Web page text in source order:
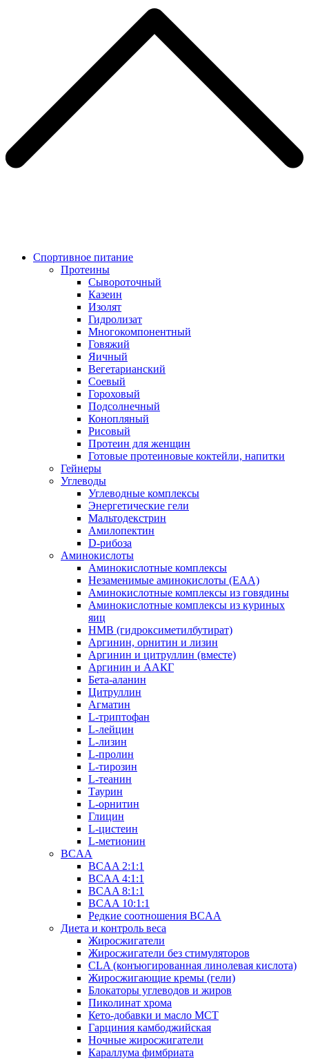
Спортивное питание
Протеины
Сывороточный
Казеин
Изолят
Гидролизат
Многокомпонентный
Говяжий
Яичный
Вегетарианский
Соевый
Гороховый
Подсолнечный
Конопляный
Рисовый
Протеин для женщин
Готовые протеиновые коктейли, напитки
Гейнеры
Углеводы
Углеводные комплексы
Энергетические гели
Мальтодекстрин
Амилопектин
D-рибоза
Аминокислоты
Аминокислотные комплексы
Незаменимые аминокислоты (EAA)
Аминокислотные комплексы из говядины
Аминокислотные комплексы из куриных
яиц
HMB (гидроксиметилбутират)
Аргинин, орнитин и лизин
Аргинин и цитруллин (вместе)
Аргинин и ААКГ
Бета-аланин
Цитруллин
Агматин
L-триптофан
L-лейцин
L-лизин
L-пролин
L-тирозин
L-теанин
Таурин
L-орнитин
Глицин
L-цистеин
L-метионин
BCAA
BCAA 2:1:1
BCAA 4:1:1
BCAA 8:1:1
BCAA 10:1:1
Редкие соотношения BCAA
Диета и контроль веса
Жиросжигатели
Жиросжигатели без стимуляторов
CLA (конъюгированная линолевая кислота)
Жиросжигающие кремы (гели)
Блокаторы углеводов и жиров
Пиколинат хрома
Кето-добавки и масло МСТ
Гарциния камбоджийская
Ночные жиросжигатели
Караллума фимбриата